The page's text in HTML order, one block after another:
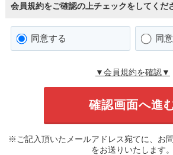
会員規約をご確認の上チェックをしてくだ
同意する 同
▼会員規約を確認▼
※ご記入頂いたメールアドレス宛てに、お
をお送りいたします。